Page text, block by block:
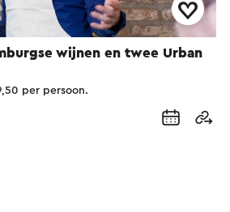
wijnen en twee Urban
per persoon.